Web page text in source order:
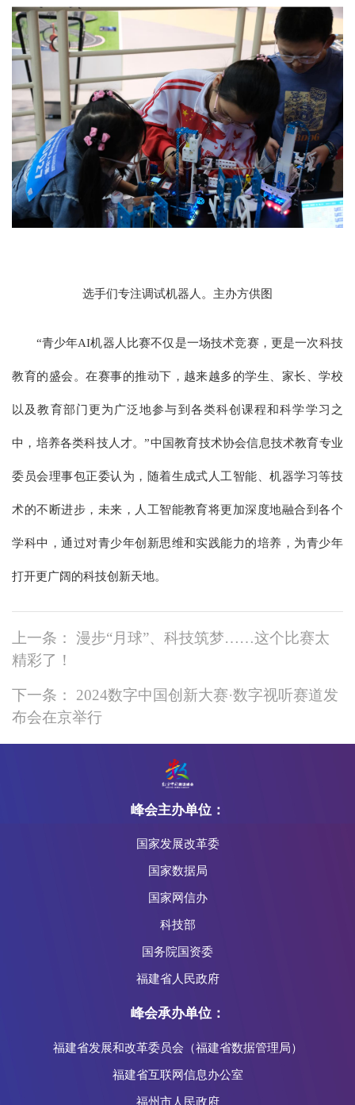
选手们专注调试机器人。主办方供图
“青少年AI机器人比赛不仅是一场技术竞赛，更是一次科技
教育的盛会。在赛事的推动下，越来越多的学生、家长、学校
以及教育部门更为广泛地参与到各类科创课程和科学学习之
中，培养各类科技人才。”中国教育技术协会信息技术教育专业
委员会理事包正委认为，随着生成式人工智能、机器学习等技
术的不断进步，未来，人工智能教育将更加深度地融合到各个
学科中，通过对青少年创新思维和实践能力的培养，为青少年
打开更广阔的科技创新天地。
上一条： 漫步“月球”、科技筑梦……这个比赛太
精彩了！
下一条： 2024数字中国创新大赛·数字视听赛道发
布会在京举行
峰会主办单位：
国家发展改革委
国家数据局
国家网信办
科技部
国务院国资委
福建省人民政府
峰会承办单位：
福建省发展和改革委员会（福建省数据管理局）
福建省互联网信息办公室
福州市人民政府